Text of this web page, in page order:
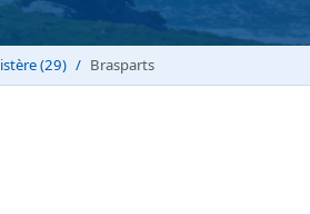
(29) Brasparts